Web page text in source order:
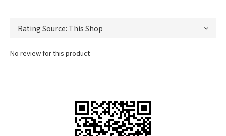
No review for this product